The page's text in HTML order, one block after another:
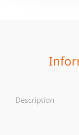
Description